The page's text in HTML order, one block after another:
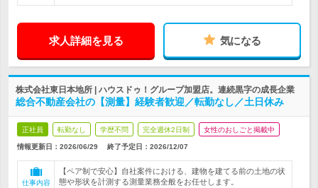
求人詳細を見る 気になる
株式会社東日本地所 | ハウスドゥ！グループ加盟店。連続黒字の成長企業
総合不動産会社の【測量】経験者歓迎／転勤なし／土日休み
正社員 転勤なし 学歴不問 完全週休2日制 女性のおしごと掲載中
情報更新日：2026/06/29 終了予定日： 2026/12/07
仕事内容
【ペア制で安心】自社案件における、建物を建てる前の土地の状
態や形状を計測する測量業務全般をお任せします。